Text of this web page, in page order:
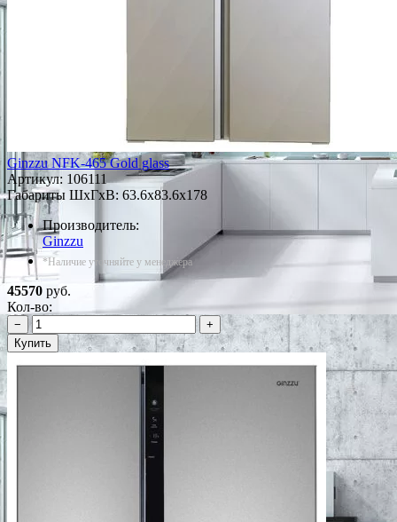
Ginzzu NFK-465 Gold glass
Артикул: 106111
Габариты ШxГxВ: 63.6x83.6x178
Производитель:
Ginzzu
*Наличие уточняйте у менеджера
45570 руб.
Кол-во:
−
+
Купить